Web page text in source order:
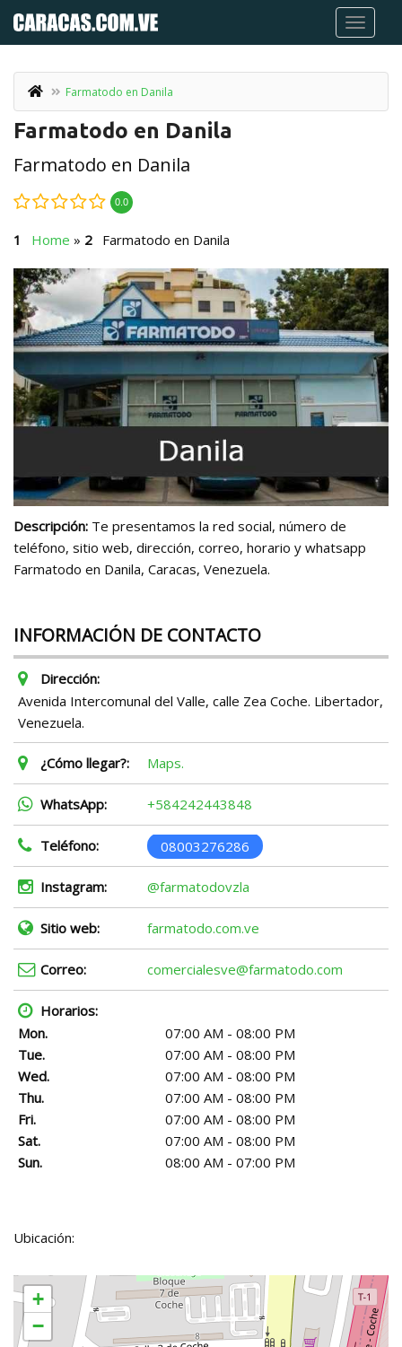
Farmatodo en Danila
Farmatodo en Danila
Farmatodo en Danila
0.0
Home » Farmatodo en Danila
Descripción: Te presentamos la red social, número de
teléfono, sitio web, dirección, correo, horario y whatsapp
Farmatodo en Danila, Caracas, Venezuela.
INFORMACIÓN DE CONTACTO
Dirección:
Avenida Intercomunal del Valle, calle Zea Coche. Libertador,
Venezuela.
¿Cómo llegar?: Maps.
WhatsApp: +584242443848
Teléfono: 08003276286
Instagram: @farmatodovzla
Sitio web: farmatodo.com.ve
Correo: comercialesve@farmatodo.com
Horarios:
Mon.
07:00 AM - 08:00 PM
Tue.
07:00 AM - 08:00 PM
Wed.
07:00 AM - 08:00 PM
Thu.
07:00 AM - 08:00 PM
Fri.
07:00 AM - 08:00 PM
Sat.
07:00 AM - 08:00 PM
Sun.
08:00 AM - 07:00 PM
Ubicación:
+
−